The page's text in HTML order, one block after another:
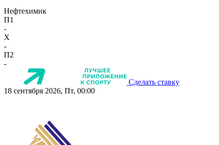
Нефтехимик
П1
-
X
-
П2
-
Сделать ставку
18 сентября 2026, Пт, 00:00